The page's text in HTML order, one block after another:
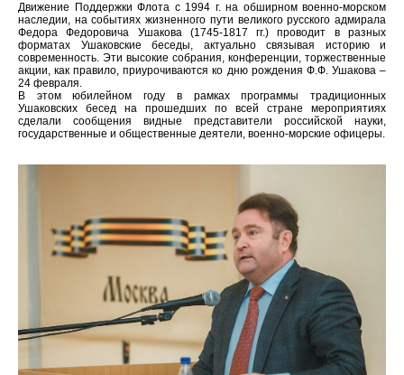
Движение Поддержки Флота с 1994 г. на обширном военно-морском
наследии, на событиях жизненного пути великого русского адмирала
Федора Федоровича Ушакова (1745-1817 гг.) проводит в разных
форматах Ушаковские беседы, актуально связывая историю и
современность. Эти высокие собрания, конференции, торжественные
акции, как правило, приурочиваются ко дню рождения Ф.Ф. Ушакова –
24 февраля.
В этом юбилейном году в рамках программы традиционных
Ушаковских бесед на прошедших по всей стране мероприятиях
сделали сообщения видные представители российской науки,
государственные и общественные деятели, военно-морские офицеры.